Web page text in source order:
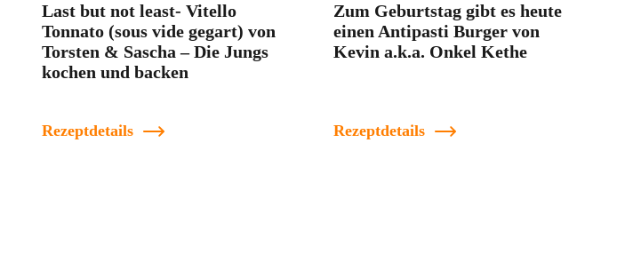
Last but not least- Vitello
Tonnato (sous vide gegart) von
Torsten & Sascha – Die Jungs
kochen und backen
Rezeptdetails
Zum Geburtstag gibt es heute
einen Antipasti Burger von
Kevin a.k.a. Onkel Kethe
Rezeptdetails